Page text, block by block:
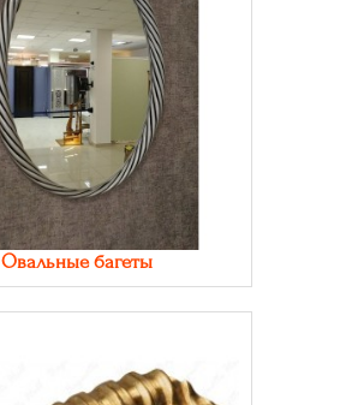
Овальные багеты